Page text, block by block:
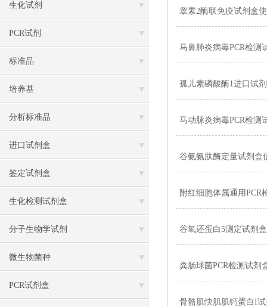
生化试剂
PCR试剂
标准品
培养基
分析标准品
进口试剂盒
鉴定试剂盒
生化检测试剂盒
分子生物学试剂
微生物菌种
PCR试剂盒
睾素2酶联免疫试剂盒
马鼻肺炎病毒PCR检测
孤儿素磷酸酶1进口试
马动脉炎病毒PCR检测
谷氨氨肽酶定量试剂盒
附红细胞体属通用PCR
谷氧还蛋白5测定试剂
粪肠球菌PCR检测试剂
骨骼肌快肌肌钙蛋白I